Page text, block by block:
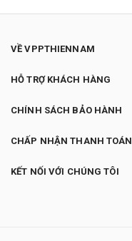
VỀ VPPTHIENNAM
HỖ TRỢ KHÁCH HÀNG
CHÍNH SÁCH BẢO HÀNH
CHẤP NHẬN THANH TOÁN
KẾT NỐI VỚI CHÚNG TÔI